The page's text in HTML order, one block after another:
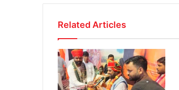
Related Articles